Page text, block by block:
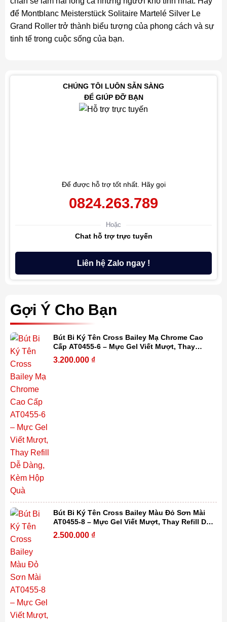
để Montblanc Meisterstück Solitaire Martelé Silver Le
Grand Roller trở thành biểu tượng của phong cách và sự
tinh tế trong cuộc sống của bạn.
CHÚNG TÔI LUÔN SẴN SÀNG
ĐỂ GIÚP ĐỠ BẠN
Để được hỗ trợ tốt nhất. Hãy gọi
0824.263.789
Hoặc
Chat hỗ trợ trực tuyến
Liên hệ Zalo ngay !
Gợi Ý Cho Bạn
Bút Bi Ký Tên Cross Bailey Mạ Chrome Cao
Cấp AT0455-6 – Mực Gel Viết Mượt, Thay
Refill Dễ Dàng, Kèm Hộp Quà
3.200.000 ₫
Bút Bi Ký Tên Cross Bailey Màu Đỏ Sơn Mài
AT0455-8 – Mực Gel Viết Mượt, Thay Refill Dễ
Dàng, Kèm Hộp Quà
2.500.000 ₫